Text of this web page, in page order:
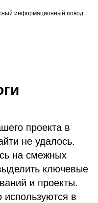
информационный повод
проекта в
не удалось.
на смежных
ключевые
и проекты.
используются в